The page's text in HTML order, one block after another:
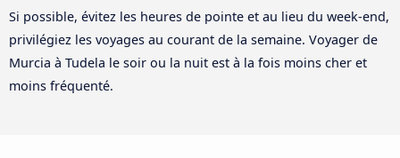
Si possible, évitez les heures de pointe et au lieu du week-end,
privilégiez les voyages au courant de la semaine. Voyager de
Murcia à Tudela le soir ou la nuit est à la fois moins cher et
moins fréquenté.